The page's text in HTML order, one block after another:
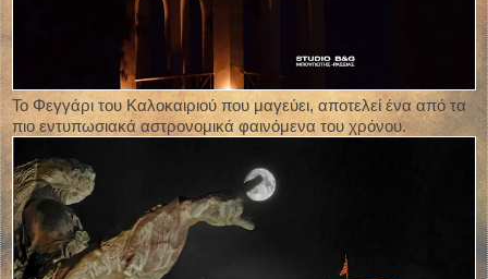
Το Φεγγάρι του Καλοκαιριού που μαγεύει, αποτελεί ένα από τα
πιο εντυπωσιακά αστρονομικά φαινόμενα του χρόνου.